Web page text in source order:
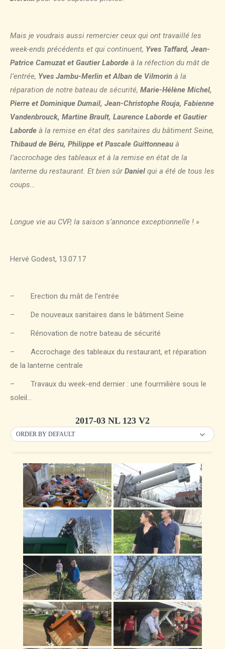
Mais je voudrais aussi remercier ceux qui ont travaillé les
week-ends précédents et qui continuent, Yves Taffard, Jean-
Patrice Camuzat et Gautier Laborde à la réfection du mât de
l’entrée, Yves Jambu-Merlin et Alban de Vilmorin à la
réparation de notre bateau de sécurité, Marie-Hélène Michel,
Pierre et Dominique Dumail, Jean-Christophe Rouja, Fabienne
Vandenbrouck, Martine Brault, Laurence Laborde et Gautier
Laborde à la remise en état des sanitaires du bâtiment Seine,
Thibaud de Béru, Philippe et Pascale Guittonneau à
l’accrochage des tableaux et à la remise en état de la
lanterne du restaurant. Et bien sûrDaniel qui a été de tous les
coups…
Longue vie au CVP, la saison s’annonce exceptionnelle ! »
Hervé Godest, 13.07.17
– Erection du mât de l’entrée
– De nouveaux sanitaires dans le bâtiment Seine
– Rénovation de notre bateau de sécurité
– Accrochage des tableaux du restaurant, et réparation
de la lanterne centrale
– Travaux du week-end dernier : une fourmilière sous le
soleil…
2017-03 NL 123 V2
ORDER BY DEFAULT